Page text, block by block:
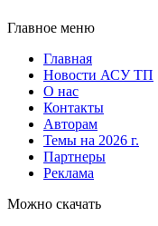
Главное меню
Главная
Новости АСУ ТП
О нас
Контакты
Авторам
Темы на 2026 г.
Партнеры
Реклама
Можно скачать